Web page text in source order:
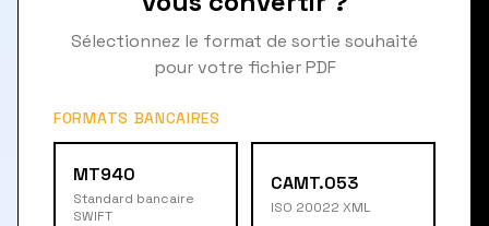
Sélectionnez le format de sortie souhaité
pour votre fichier PDF
FORMATS BANCAIRES
MT940
Standard bancaire
SWIFT
CAMT.053
ISO 20022 XML